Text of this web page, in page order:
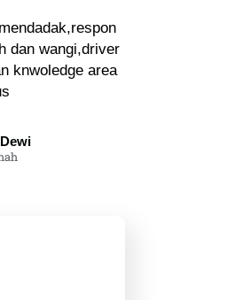
dan wangi,driver
knwoledge area